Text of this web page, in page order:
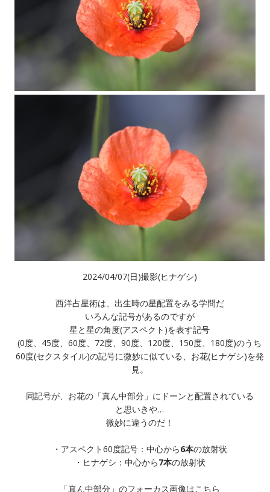
2024/04/07(日)撮影(ヒナゲシ)
西洋占星術は、出生時の星配置をみる学問だ
いろんな記号があるのですが
星と星の角度(アスペクト)を表す記号
(0度、45度、60度、72度、90度、120度、150度、180度)のうち
60度(セクスタイル)の記号に微妙に似ている、お花(ヒナゲシ)を発
見。
同記号が、お花の「真ん中部分」にドーンと配置されている
と思いきや…
微妙に違うのだ！
・アスペクト60度記号：中心から6本の放射状
・ヒナゲシ：中心から7本の放射状
「真ん中部分」のフォーカス画像はこちら